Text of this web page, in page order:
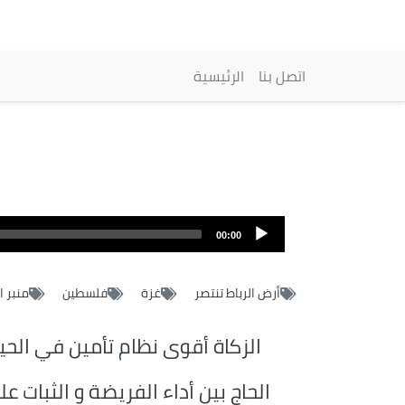
Main navigation
الرئيسية اتصل بنا
00:00
أرض الرباط تنتصر غزة فلسطين
الزكاة أقوى نظام تأمين في
الحاج بين أداء الفريضة و الثبات